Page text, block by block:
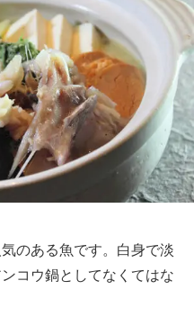
のある魚です。白身で淡
コウ鍋としてなくてはな